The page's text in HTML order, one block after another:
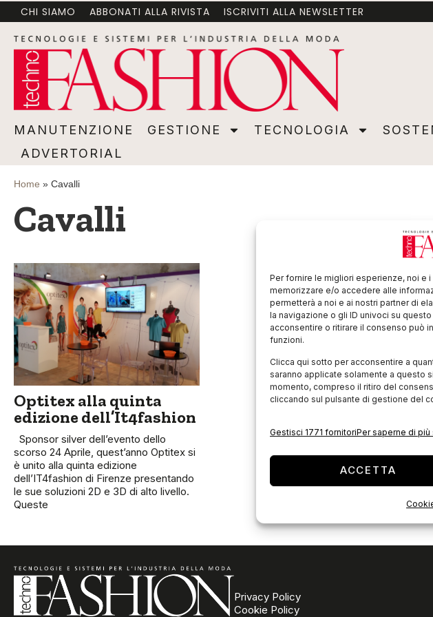
Per fornire le migliori esperienze, noi e
memorizzare e/o accedere alle
permetterà a noi e ai nostri partner di
la navigazione o gli ID univoci su
acconsentire o ritirare il consenso può
funzioni.
Clicca qui sotto per acconsentire a
saranno applicate solamente a questo
momento, compreso il ritiro del
cliccando sul pulsante di gestione del
Gestisci 1771 fornitoriPer saperne di
ACCETTA
MANUTENZIONE GESTIONE TECNOLOGIA SOSTENIBILITÀ
CHI SIAMO ABBONATI ALLA RIVISTA ISCRIVITI ALLA NEWSLETTER
MANUTENZIONE GESTIONE TECNOLOGIA
ADVERTORIAL
Home » Cavalli
Cavalli
Optitex alla quinta
edizione dell’It4fashion
Sponsor silver dell’evento dello
scorso 24 Aprile, quest’anno Optitex si
è unito alla quinta edizione
dell’IT4fashion di Firenze presentando
le sue soluzioni 2D e 3D di alto livello.
Queste
Privacy Policy
Cookie Policy